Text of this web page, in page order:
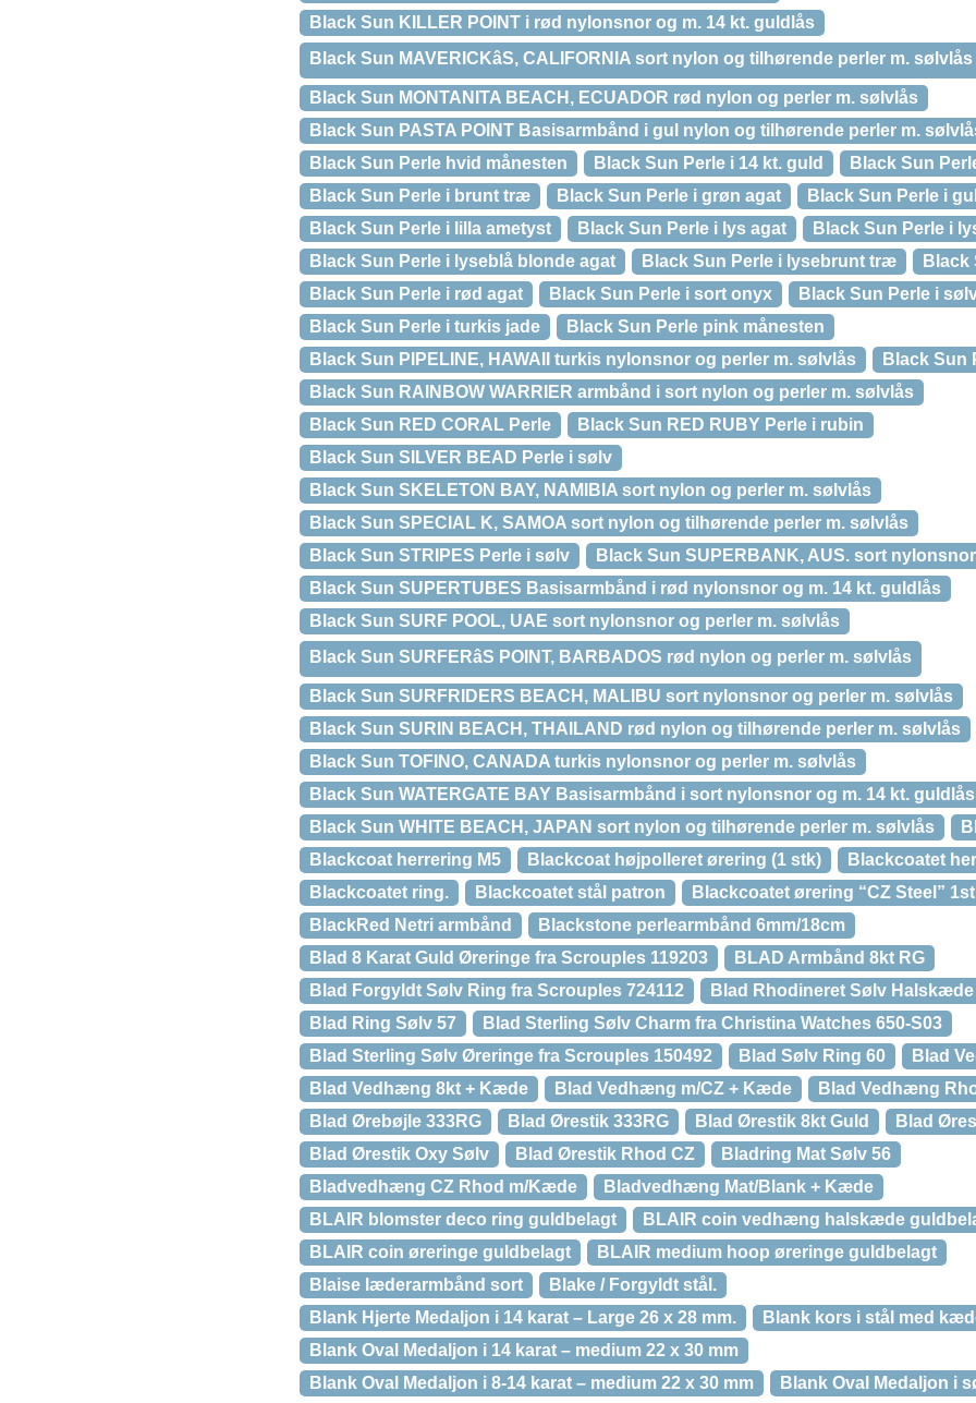
Black Sun KILLER POINT i rød nylonsnor og m. 14 kt. guldlås
Black Sun MAVERICKâS, CALIFORNIA sort nylon og tilhørende perler m. sølvlås
Black Sun MONTANITA BEACH, ECUADOR rød nylon og perler m. sølvlås
Black Sun PASTA POINT Basisarmbånd i gul nylon og tilhørende perler m.
Black Sun Perle hvid månesten
Black Sun Perle i 14 kt. guld
Black Sun
Black Sun Perle i brunt træ
Black Sun Perle i grøn agat
Black Sun Perle i
Black Sun Perle i lilla ametyst
Black Sun Perle i lys agat
Black Sun Perle i
Black Sun Perle i lyseblå blonde agat
Black Sun Perle i lysebrunt træ
Black
Black Sun Perle i rød agat
Black Sun Perle i sort onyx
Black Sun Perle i
Black Sun Perle i turkis jade
Black Sun Perle pink månesten
Black Sun PIPELINE, HAWAII turkis nylonsnor og perler m. sølvlås
Black Sun
Black Sun RAINBOW WARRIER armbånd i sort nylon og perler m. sølvlås
Black Sun RED CORAL Perle
Black Sun RED RUBY Perle i rubin
Black Sun SILVER BEAD Perle i sølv
Black Sun SKELETON BAY, NAMIBIA sort nylon og perler m. sølvlås
Black Sun SPECIAL K, SAMOA sort nylon og tilhørende perler m. sølvlås
Black Sun STRIPES Perle i sølv
Black Sun SUPERBANK, AUS. sort
Black Sun SUPERTUBES Basisarmbånd i rød nylonsnor og m. 14 kt. guldlås
Black Sun SURF POOL, UAE sort nylonsnor og perler m. sølvlås
Black Sun SURFERâS POINT, BARBADOS rød nylon og perler m. sølvlås
Black Sun SURFRIDERS BEACH, MALIBU sort nylonsnor og perler m. sølvlås
Black Sun SURIN BEACH, THAILAND rød nylon og tilhørende perler m. sølvlås
Black Sun TOFINO, CANADA turkis nylonsnor og perler m. sølvlås
Black Sun WATERGATE BAY Basisarmbånd i sort nylonsnor og m. 14 kt. guldlås
Black Sun WHITE BEACH, JAPAN sort nylon og tilhørende perler m. sølvlås
Blackcoat herrering M5
Blackcoat højpolleret ørering (1 stk)
Blackcoatet
Blackcoatet ring.
Blackcoatet stål patron
Blackcoatet ørering “CZ Steel”
BlackRed Netri armbånd
Blackstone perlearmbånd 6mm/18cm
Blad 8 Karat Guld Øreringe fra Scrouples 119203
BLAD Armbånd 8kt RG
Blad Forgyldt Sølv Ring fra Scrouples 724112
Blad Rhodineret Sølv
Blad Ring Sølv 57
Blad Sterling Sølv Charm fra Christina Watches 650-S03
Blad Sterling Sølv Øreringe fra Scrouples 150492
Blad Sølv Ring 60
Blad
Blad Vedhæng 8kt + Kæde
Blad Vedhæng m/CZ + Kæde
Blad Vedhæng
Blad Ørebøjle 333RG
Blad Ørestik 333RG Blad Ørestik 8kt Guld
Blad
Blad Ørestik Oxy Sølv
Blad Ørestik Rhod CZ
Bladring Mat Sølv 56
Bladvedhæng CZ Rhod m/Kæde
Bladvedhæng Mat/Blank + Kæde
BLAIR blomster deco ring guldbelagt
BLAIR coin vedhæng halskæde
BLAIR coin øreringe guldbelagt
BLAIR medium hoop øreringe guldbelagt
Blaise læderarmbånd sort
Blake / Forgyldt stål.
Blank Hjerte Medaljon i 14 karat – Large 26 x 28 mm.
Blank kors i stål med
Blank Oval Medaljon i 14 karat – medium 22 x 30 mm
Blank Oval Medaljon i 8-14 karat – medium 22 x 30 mm
Blank Oval Medaljon i